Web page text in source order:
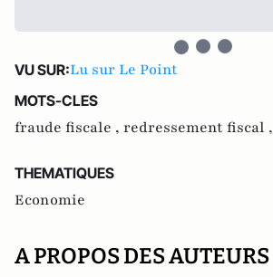
VU SUR:Lu sur Le Point
MOTS-CLES
fraude fiscale , redressement fiscal ,
THEMATIQUES
Economie
A PROPOS DES AUTEURS